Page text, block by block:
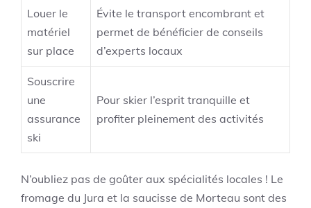
Louer le
matériel
sur place
Évite le transport encombrant et
permet de bénéficier de conseils
d’experts locaux
Souscrire
une
assurance
ski
Pour skier l’esprit tranquille et
profiter pleinement des activités
N’oubliez pas de goûter aux spécialités locales ! Le
fromage du Jura et la saucisse de Morteau sont des